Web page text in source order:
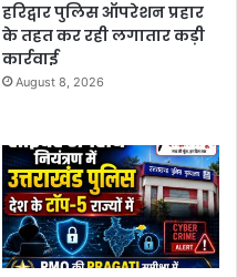
हरिद्वार पुलिस ऑपरेशन प्रहार
के तहत कर रही लगातार कड़ी
कार्रवाई
August 8, 2026